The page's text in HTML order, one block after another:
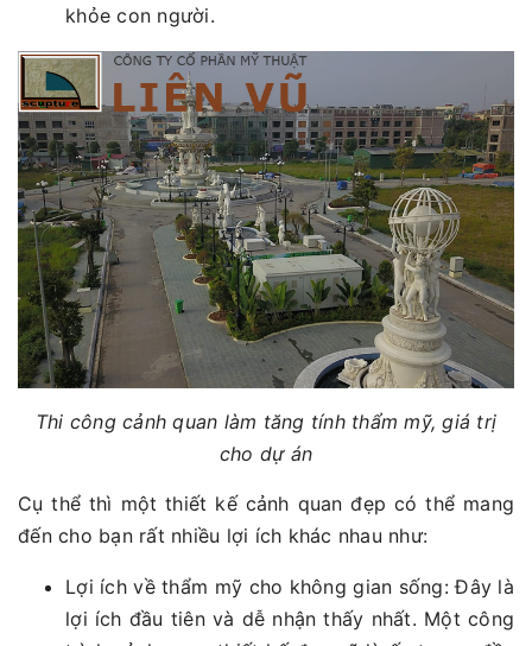
khỏe con người.
Thi công cảnh quan làm tăng tính thẩm mỹ, giá trị
cho dự án
Cụ thể thì một thiết kế cảnh quan đẹp có thể mang
đến cho bạn rất nhiều lợi ích khác nhau như:
Lợi ích về thẩm mỹ cho không gian sống: Đây là
lợi ích đầu tiên và dễ nhận thấy nhất. Một công